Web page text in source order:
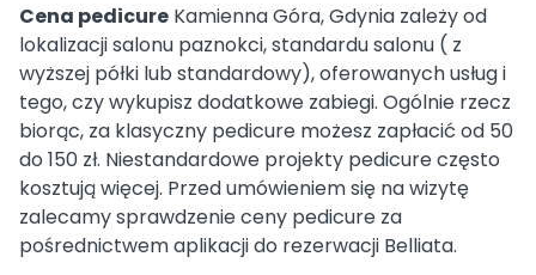
Cena pedicure Kamienna Góra, Gdynia zależy od
lokalizacji salonu paznokci, standardu salonu ( z
wyższej półki lub standardowy), oferowanych usług i
tego, czy wykupisz dodatkowe zabiegi. Ogólnie rzecz
biorąc, za klasyczny pedicure możesz zapłacić od 50
do 150 zł. Niestandardowe projekty pedicure często
kosztują więcej. Przed umówieniem się na wizytę
zalecamy sprawdzenie ceny pedicure za
pośrednictwem aplikacji do rezerwacji Belliata.